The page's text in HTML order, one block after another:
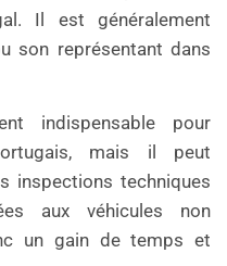
Il est généralement
son représentant dans
indispensable pour
mais il peut
inspections techniques
aux véhicules non
un gain de temps et